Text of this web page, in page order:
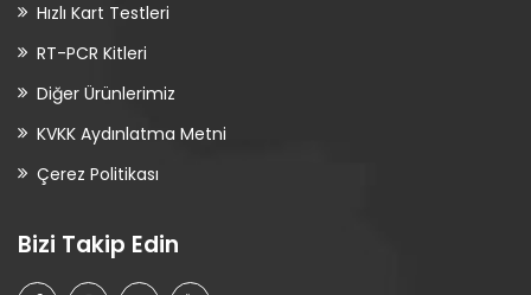
Hızlı Kart Testleri
RT-PCR Kitleri
Diğer Ürünlerimiz
KVKK Aydınlatma Metni
Çerez Politikası
Bizi Takip Edin